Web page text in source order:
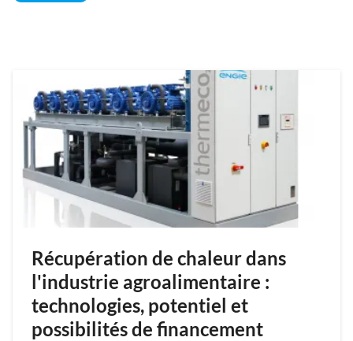
Récupération de chaleur dans
l'industrie agroalimentaire :
technologies, potentiel et
possibilités de financement